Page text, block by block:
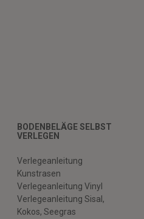
BODENBELÄGE SELBST
VERLEGEN
Verlegeanleitung
Kunstrasen
Verlegeanleitung Vinyl
Verlegeanleitung Sisal,
Kokos, Seegras